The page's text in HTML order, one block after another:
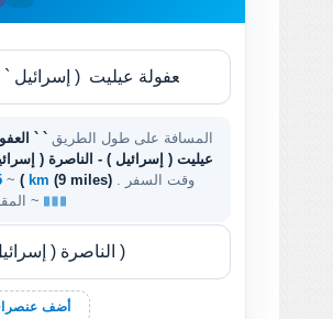
المسافة على طول الطريق ` `
عيليت ( إسرائيل ) - الناصرة (
)
~ 15 km (9 miles)
المقدر ~
أضف عنصرا